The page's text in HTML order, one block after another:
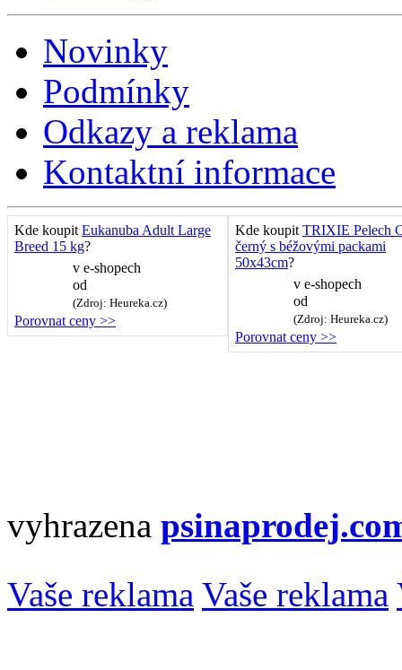
Novinky
Podmínky
Odkazy a reklama
Kontaktní informace
Kde koupit Eukanuba Adult Large
Breed 15 kg?
v e-shopech
od
(Zdroj: Heureka.cz)
Porovnat ceny >>
Kde koupit TRIXIE Pelech
černý s béžovými packami
50x43cm?
v e-shopech
od
(Zdroj: Heureka.cz)
Porovnat ceny >>
vyhrazena
Vaše reklama Vaše reklama